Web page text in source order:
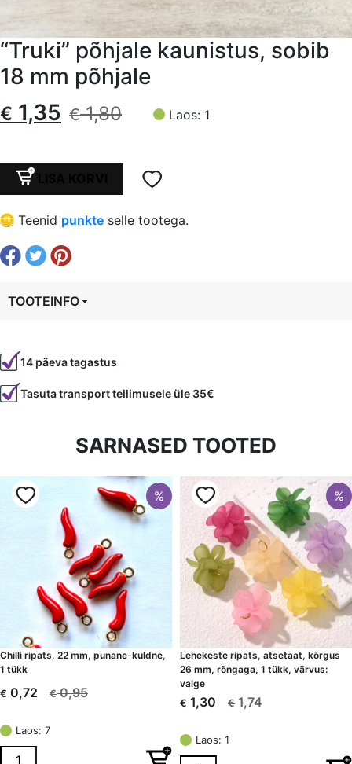
“Truki” põhjale kaunistus, sobib
18 mm põhjale
€1,80
Algne
oli:
€ 1,80.
€ 1,35
Current
is:
€ 1,35.
Laos: 1
"Truki"
kaunistus,
sobib
18
mm
kogus
Teenid punkte selle tootega.
TOOTEINFO
Värvus
Mitmevärviline
14 päeva tagastus
Tasuta transport tellimusele üle 35€
SARNASED TOOTED
%
Chilli ripats, 22 mm, punane-kuldne,
1 tükk
€0,95
Algne
oli:
€ 0,95.
€ 0,72
Current
is:
€ 0,72.
Laos: 7
%
Lehekeste ripats, atsetaat, kõrgus
26 mm, rõngaga, 1 tükk, värvus:
valge
€1,74
Algne
oli:
€ 1,30
Current
is: Laos: 1